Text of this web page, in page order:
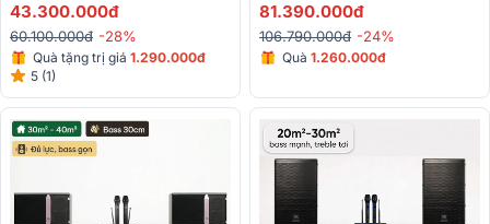
5800, BBK-W25A, BIK BJ-U600)
43.300.000đ
60.100.000đ -28%
Quà tặng trị giá 1.290.000đ
5 (1)
JBL IRX115S, JBL VM300)
81.390.000đ
106.790.000đ -24%
Quà 1.260.000đ